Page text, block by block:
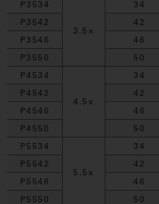
P3534
3.5×
34
P3542 42
P3546 46
P3550 50
P4534
4.5x
34
P4542 42
P4546 46
P4550 50
P5534
5.5x
34
P5542 42
P5546 46
P5550 50